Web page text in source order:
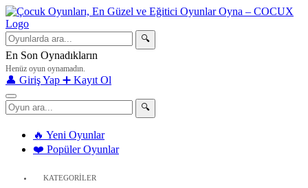
🔍
En Son Oynadıkların
Henüz oyun oynamadın.
👤 Giriş Yap ➕ Kayıt Ol
🔍
🔥 Yeni Oyunlar
❤️ Popüler Oyunlar
KATEGORİLER